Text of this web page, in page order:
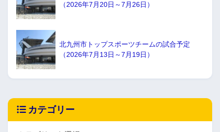
（2026年7月20日～7月26日）
北九州市トップスポーツチームの試合予定
（2026年7月13日～7月19日）
カテゴリー